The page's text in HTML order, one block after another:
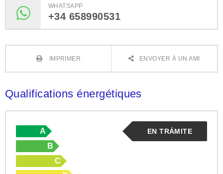
WHATSAPP
+34 658990531
IMPRIMER ENVOYER À UN AMI
Qualifications énergétiques
EN TRÁMITE
A
B
C